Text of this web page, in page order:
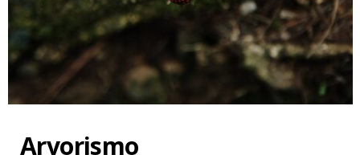
Arvorismo